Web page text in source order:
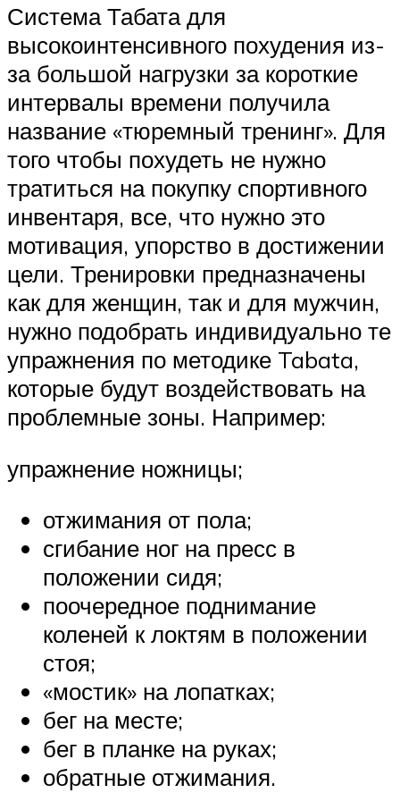
Система Табата для
высокоинтенсивного похудения из-
за большой нагрузки за короткие
интервалы времени получила
название «тюремный тренинг». Для
того чтобы похудеть не нужно
тратиться на покупку спортивного
инвентаря, все, что нужно это
мотивация, упорство в достижении
цели. Тренировки предназначены
как для женщин, так и для мужчин,
нужно подобрать индивидуально те
упражнения по методике Tabata,
которые будут воздействовать на
проблемные зоны. Например:
упражнение ножницы;
отжимания от пола;
сгибание ног на пресс в
положении сидя;
поочередное поднимание
коленей к локтям в положении
стоя;
«мостик» на лопатках;
бег на месте;
бег в планке на руках;
обратные отжимания.